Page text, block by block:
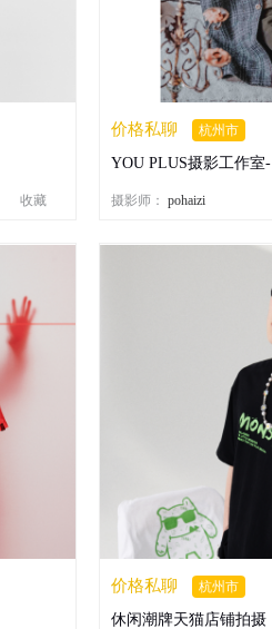
收藏
价格私聊 杭州市
YOU PLUS摄影工作室-
摄影师： pohaizi
价格私聊 杭州市
休闲潮牌天猫店铺拍摄